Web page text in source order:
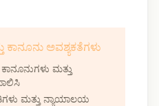
ಕಾನೂನು ಅವಶ್ಯಕತೆಗಳು
ಮತ್ತು
ಮತ್ತು ನ್ಯಾಯಾಲಯ